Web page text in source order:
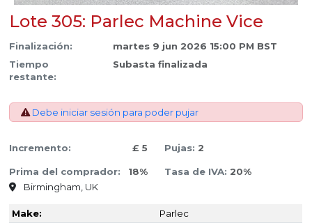
Lote 305: Parlec Machine Vice
Finalización:
martes 9 jun 2026 15:00 PM BST
Tiempo
restante:
Subasta finalizada
Debe iniciar sesión para poder pujar
Incremento: £ 5 Pujas: 2
Prima del comprador: 18% Tasa de IVA: 20%
Birmingham, UK
Make: Parlec